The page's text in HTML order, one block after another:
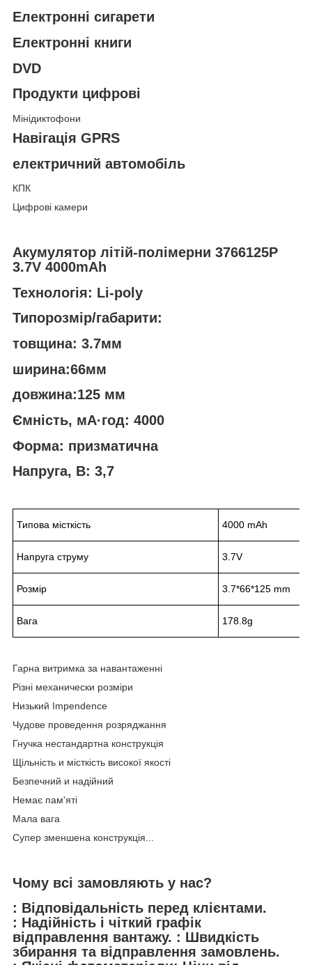
Електронні сигарети
Електронні книги
DVD
Продукти цифрові
Мінідиктофони
Навігація GPRS
електричний автомобіль
КПК
Цифрові камери
Акумулятор літій-полімерни 3766125P
3.7V 4000mAh
Технологія: Li-poly
Типорозмір/габарити:
товщина: 3.7мм
ширина:66мм
довжина:125 мм
Ємність, мА·год: 4000
Форма: призматична
Напруга, В: 3,7
Типова місткість 4000 mAh
Напруга струму 3.7V
Розмір 3.7*66*125 mm
Вага 178.8g
Гарна витримка за навантаженні
Різні механически розміри
Низький Impendence
Чудове проведення розряджання
Гнучка нестандартна конструкція
Щільність и місткість високої якості
Безпечний и надійний
Немає пам'яті
Мала вага
Супер зменшена конструкція...
Чому всі замовляють у нас?
: Відповідальність перед клієнтами.
: Надійність і чіткий графік
відправлення вантажу. : Швидкість
збирання та відправлення замовлень.